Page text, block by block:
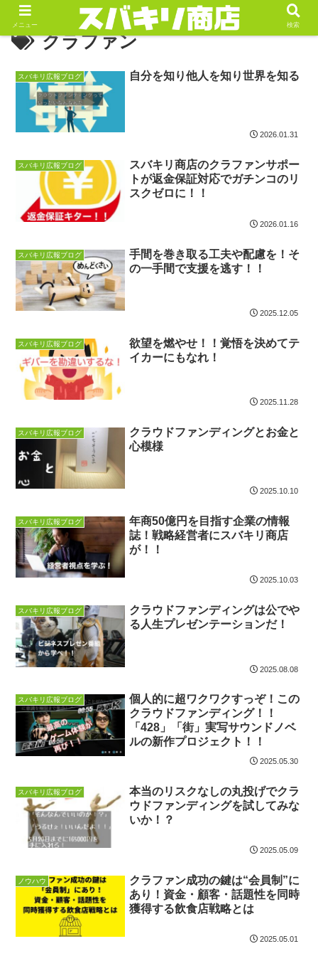
クラファン
スバキリ広報ブログ 自分を知り他人を知り世界を知る
2026.01.31
スバキリ広報ブログ
スバキリ商店のクラファンサポー
トが返金保証対応でガチンコのリ
スクゼロに！！
2026.01.16
スバキリ広報ブログ
手間を巻き取る工夫や配慮を！そ
の一手間で支援を逃す！！
2025.12.05
スバキリ広報ブログ
欲望を燃やせ！！覚悟を決めてテ
イカーにもなれ！
2025.11.28
スバキリ広報ブログ
クラウドファンディングとお金と
心模様
2025.10.10
スバキリ広報ブログ
年商50億円を目指す企業の情報
誌！戦略経営者にスバキリ商店
が！！
2025.10.03
スバキリ広報ブログ
クラウドファンディングは公でや
る人生プレゼンテーションだ！
2025.08.08
スバキリ広報ブログ
個人的に超ワクワクすっぞ！この
クラウドファンディング！！
「428」「街」実写サウンドノベ
ルの新作プロジェクト！！
2025.05.30
スバキリ広報ブログ
本当のリスクなしの丸投げでクラ
ウドファンディングを試してみな
いか！？
2025.05.09
ノウハウ
クラファン成功の鍵は“会員制”に
あり！資金・顧客・話題性を同時
獲得する飲食店戦略とは
2025.05.01
メニュー 検索